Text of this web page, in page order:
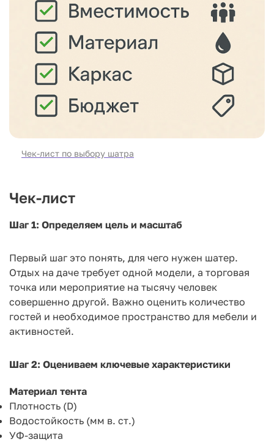
Чек-лист по выбору шатра
Чек-лист
Шаг 1: Определяем цель и масштаб
Первый шаг это понять, для чего нужен шатер.
Отдых на даче требует одной модели, а торговая
точка или мероприятие на тысячу человек
совершенно другой. Важно оценить количество
гостей и необходимое пространство для мебели и
активностей.
Шаг 2: Оцениваем ключевые характеристики
Материал тента
Плотность (D)
Водостойкость (мм в. ст.)
УФ-защита